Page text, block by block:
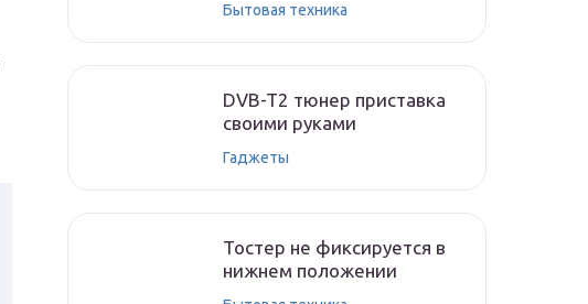
Бытовая техника
DVB-T2 тюнер приставка
своими руками
Гаджеты
Тостер не фиксируется в
нижнем положении